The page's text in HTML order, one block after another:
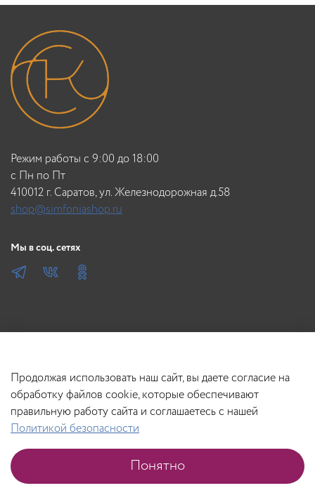
В корзину
Режим работы с 9:00 до 18:00
c Пн по Пт
410012 г. Саратов, ул. Железнодорожная д.58
shop@simfoniashop.ru
Мы в соц. сетях
Продолжая использовать наш сайт, вы даете согласие на
обработку файлов cookie, которые обеспечивают
правильную работу сайта и соглашаетесь с нашей
Политикой безопасности
Понятно